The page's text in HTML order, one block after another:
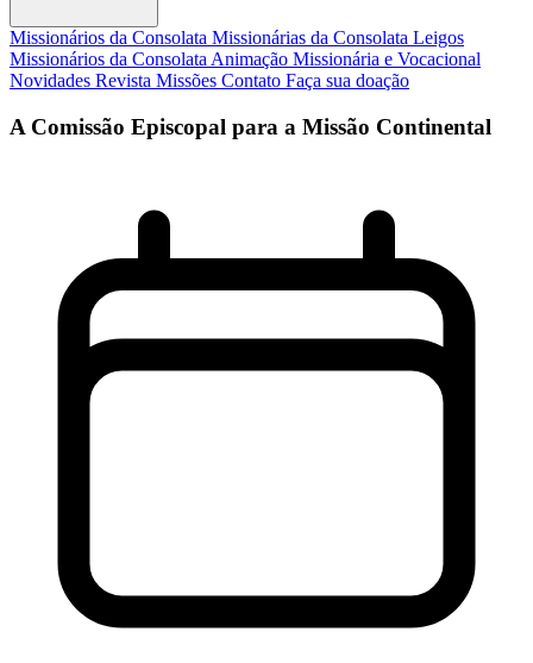
Missionários da Consolata Missionárias da Consolata Leigos
Missionários da Consolata Animação Missionária e Vocacional
Novidades Revista Missões Contato Faça sua doação
A Comissão Episcopal para a Missão Continental